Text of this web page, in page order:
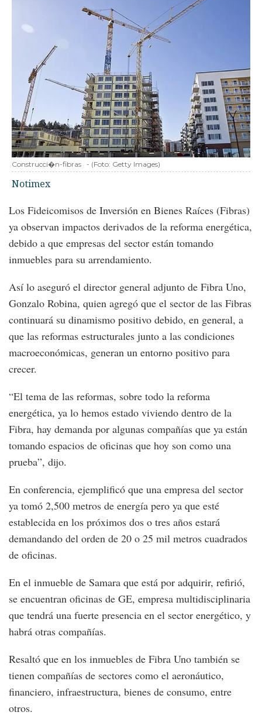
Construcci�n-fibras - (Foto: Getty Images)
Notimex
Los Fideicomisos de Inversión en Bienes Raíces (Fibras)
ya observan impactos derivados de la reforma energética,
debido a que empresas del sector están tomando
inmuebles para su arrendamiento.
Así lo aseguró el director general adjunto de Fibra Uno,
Gonzalo Robina, quien agregó que el sector de las Fibras
continuará su dinamismo positivo debido, en general, a
que las reformas estructurales junto a las condiciones
macroeconómicas, generan un entorno positivo para
crecer.
“El tema de las reformas, sobre todo la reforma
energética, ya lo hemos estado viviendo dentro de la
Fibra, hay demanda por algunas compañías que ya están
tomando espacios de oficinas que hoy son como una
prueba”, dijo.
En conferencia, ejemplificó que una empresa del sector
ya tomó 2,500 metros de energía pero ya que esté
establecida en los próximos dos o tres años estará
demandando del orden de 20 o 25 mil metros cuadrados
de oficinas.
En el inmueble de Samara que está por adquirir, refirió,
se encuentran oficinas de GE, empresa multidisciplinaria
que tendrá una fuerte presencia en el sector energético, y
habrá otras compañías.
Resaltó que en los inmuebles de Fibra Uno también se
tienen compañías de sectores como el aeronáutico,
financiero, infraestructura, bienes de consumo, entre
otros.